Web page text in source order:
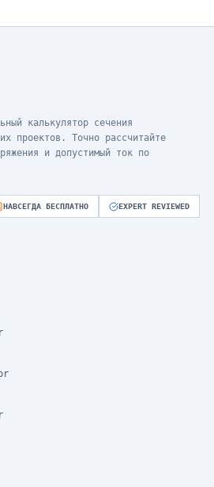
калькулятор сечения
проектов. Точно рассчитайте
и допустимый ток по
НАВСЕГДА БЕСПЛАТНО EXPERT REVIEWED